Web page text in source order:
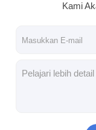
mesin
Mesin
Kami